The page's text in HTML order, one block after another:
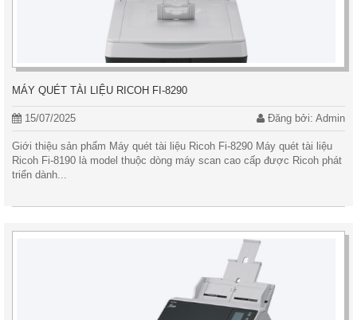
MÁY QUÉT TÀI LIỆU RICOH FI-8290
15/07/2025 Đăng bởi: Admin
Giới thiệu sản phẩm Máy quét tài liệu Ricoh Fi-8290 Máy quét tài liệu
Ricoh Fi-8190 là model thuộc dòng máy scan cao cấp được Ricoh phát
triển dành...